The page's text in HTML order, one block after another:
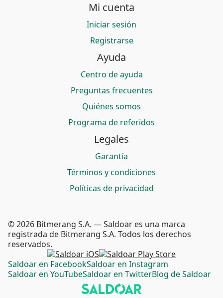
Mi cuenta
Iniciar sesión
Registrarse
Ayuda
Centro de ayuda
Preguntas frecuentes
Quiénes somos
Programa de referidos
Legales
Garantía
Términos y condiciones
Políticas de privacidad
Saldoar en FacebookSaldoar en Instagram
Saldoar en YouTubeSaldoar en TwitterBlog de Saldoar
© 2026 Bitmerang S.A. — Saldoar es una marca
registrada de Bitmerang S.A. Todos los derechos
reservados.